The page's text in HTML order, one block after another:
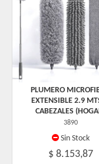
PLUMERO
EXTENSIBLE 2.9
CABEZALES
3890
Sin Stock
$ 8.153,87